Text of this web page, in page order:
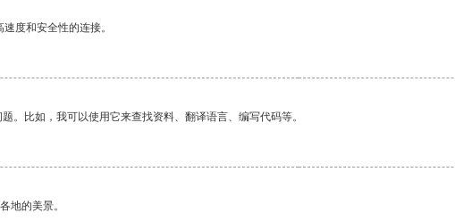
度和安全性的连接。
。比如，我可以使用它来查找资料、翻译语言、编写代码等。
地的美景。